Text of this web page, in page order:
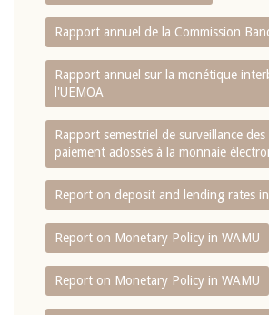
Rapport annuel de la Commission
Rapport annuel sur la monétique
l'UEMOA
Rapport semestriel de surveillance des
paiement adossés à la monnaie
Report on deposit and lending rates
Report on Monetary Policy in WAMU
Report on Monetary Policy in WAMU